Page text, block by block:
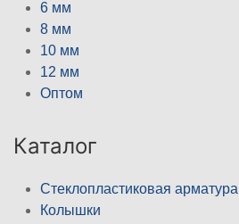
6 мм
8 мм
10 мм
12 мм
Оптом
Каталог
Стеклопластиковая арматура
Колышки